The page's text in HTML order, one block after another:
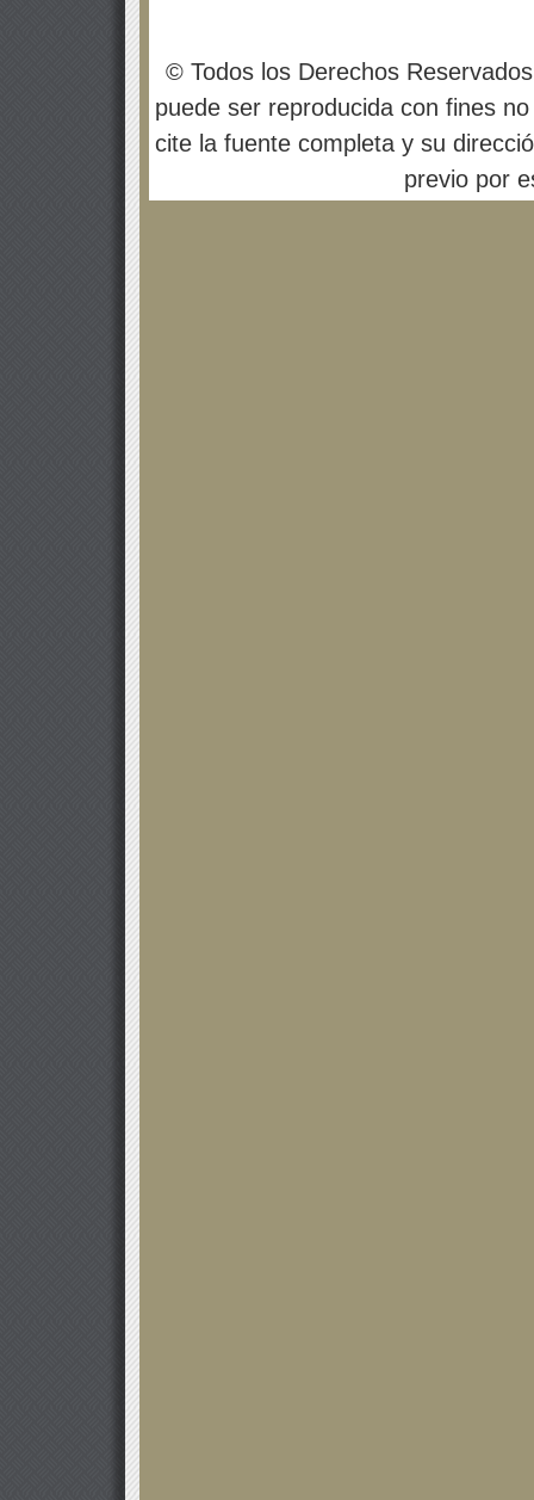
© Todos los Derechos
puede ser reproducida con fines
cite la fuente completa y su
previo por